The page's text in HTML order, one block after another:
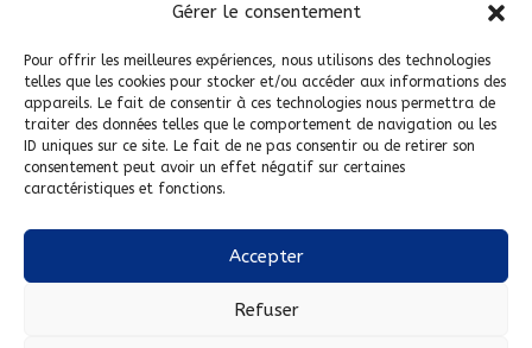
Gérer le consentement
Pour offrir les meilleures expériences, nous utilisons des technologies
telles que les cookies pour stocker et/ou accéder aux informations des
appareils. Le fait de consentir à ces technologies nous permettra de
traiter des données telles que le comportement de navigation ou les
ID uniques sur ce site. Le fait de ne pas consentir ou de retirer son
consentement peut avoir un effet négatif sur certaines
caractéristiques et fonctions.
Accepter
Refuser
Devenez Délégué·e Régional·e !
Trouvez-nous près de chez vous !
Mentions légales
Conditions générales de vente
Politique de confidentialité